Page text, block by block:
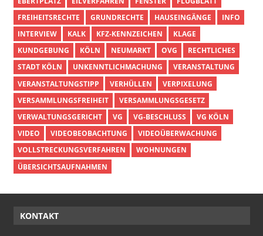
FREIHEITSRECHTE
GRUNDRECHTE HAUSEINGÄNGE
INFO
INTERVIEW
KALK KFZ-KENNZEICHEN
KLAGE
KUNDGEBUNG
KÖLN NEUMARKT OVG
RECHTLICHES
STADT KÖLN
UNKENNTLICHMACHUNG
VERANSTALTUNG
VERANSTALTUNGSTIPP
VERHÜLLEN
VERPIXELUNG
VERSAMMLUNGSFREIHEIT
VERSAMMLUNGSGESETZ
VERWALTUNGSGERICHT
VG VG-BESCHLUSS
VG KÖLN
VIDEO
VIDEOBEOBACHTUNG
VIDEOÜBERWACHUNG
VOLLSTRECKUNGSVERFAHREN
WOHNUNGEN
ÜBERSICHTSAUFNAHMEN
KONTAKT